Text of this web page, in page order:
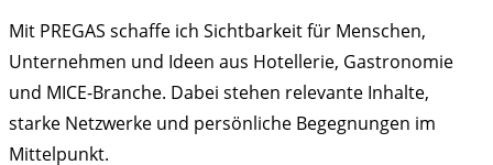
Mit PREGAS schaffe ich Sichtbarkeit für Menschen,
Unternehmen und Ideen aus Hotellerie, Gastronomie
und MICE-Branche. Dabei stehen relevante Inhalte,
starke Netzwerke und persönliche Begegnungen im
Mittelpunkt.